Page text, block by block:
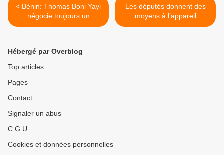
< Bénin: Thomas Boni Yayi
négocie toujours un
gouvernement de coalition.
Les députés donnent des
moyens à l’appareil
judiciaire du Bénin >
Hébergé par Overblog
Top articles
Pages
Contact
Signaler un abus
C.G.U.
Cookies et données personnelles